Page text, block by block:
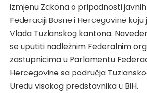
izmjenu Zakona o pripadnosti
Federaciji Bosne i Hercegovine koju
Vlada Tuzlanskog kantona.
se uputiti nadležnim Federalnim
zastupnicima u Parlamentu
Hercegovine sa područja
Uredu visokog predstavnika u BiH.